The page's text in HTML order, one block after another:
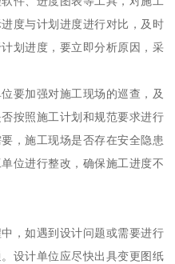
度与计划进度进行对比，及时
划进度，要立即分析原因，采
要加强对施工现场的巡查，及
按照施工计划和规范要求进行
，施工现场是否存在安全隐患
位进行整改，确保施工进度不
，如遇到设计问题或需要进行
设计单位应尽快出具变更图纸